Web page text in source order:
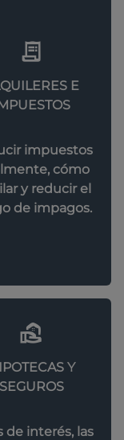
E
IMPUESTOS
impuestos
cómo
y reducir el
de impagos.
Y
SEGUROS
de interés, las